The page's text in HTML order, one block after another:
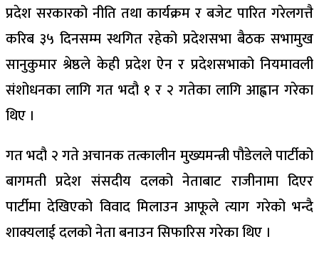
प्रदेश सरकारको नीति तथा कार्यक्रम र बजेट पारित गरेलगत्तै
करिब ३५ दिनसम्म स्थगित रहेको प्रदेशसभा बैठक सभामुख
सानुकुमार श्रेष्ठले केही प्रदेश ऐन र प्रदेशसभाको नियमावली
संशोधनका लागि गत भदौ १ र २ गतेका लागि आह्वान गरेका
थिए ।
गत भदौ २ गते अचानक तत्कालीन मुख्यमन्त्री पौडेलले पार्टीको
बागमती प्रदेश संसदीय दलको नेताबाट राजीनामा दिएर
पार्टीमा देखिएको विवाद मिलाउन आफूले त्याग गरेको भन्दै
शाक्यलाई दलको नेता बनाउन सिफारिस गरेका थिए ।